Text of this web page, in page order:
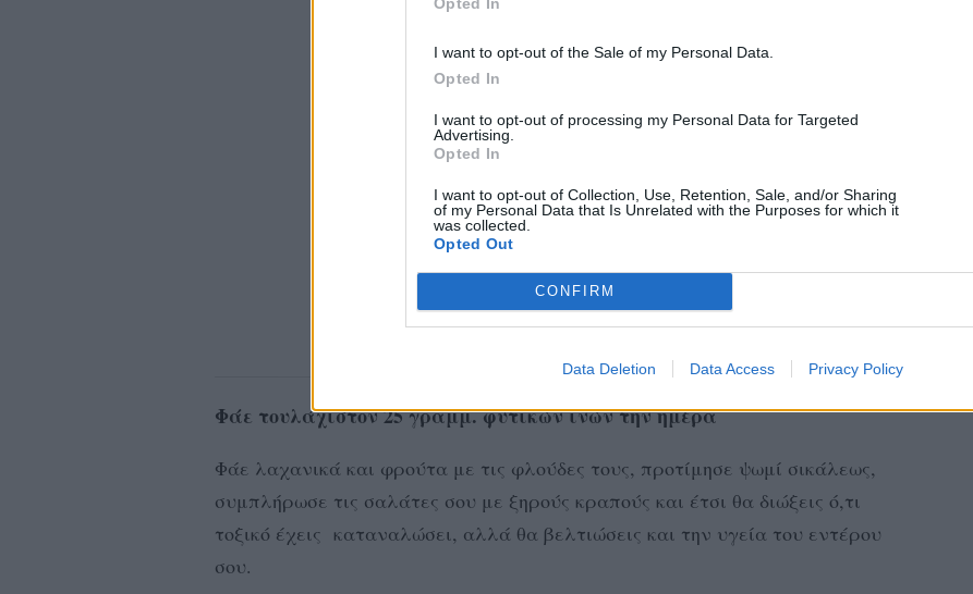
I want to opt-out of the Sale of my Personal Data.
Opted In
I want to opt-out of processing my Personal Data for Targeted
Advertising.
Opted In
I want to opt-out of Collection, Use, Retention, Sale, and/or Sharing
of my Personal Data that Is Unrelated with the Purposes for which it
was collected.
Opted Out
CONFIRM
Data Deletion Data Access Privacy Policy
Φάε τουλάχιστον 25 γραμμ. φυτικών ινών την ημέρα
Φάε λαχανικά και φρούτα με τις φλούδες τους, προτίμησε ψωμί σικάλεως,
συμπλήρωσε τις σαλάτες σου με ξηρούς κραπούς και έτσι θα διώξεις ό,τι
τοξικό έχεις καταναλώσει, αλλά θα βελτιώσεις και την υγεία του εντέρου
σου.